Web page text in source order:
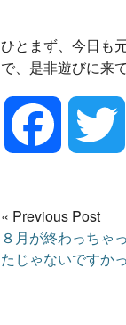
ひとまず、今日も
で、是非遊びに来
c i
« Previous Post
８月が終わっちゃっ
たじゃないですかっ